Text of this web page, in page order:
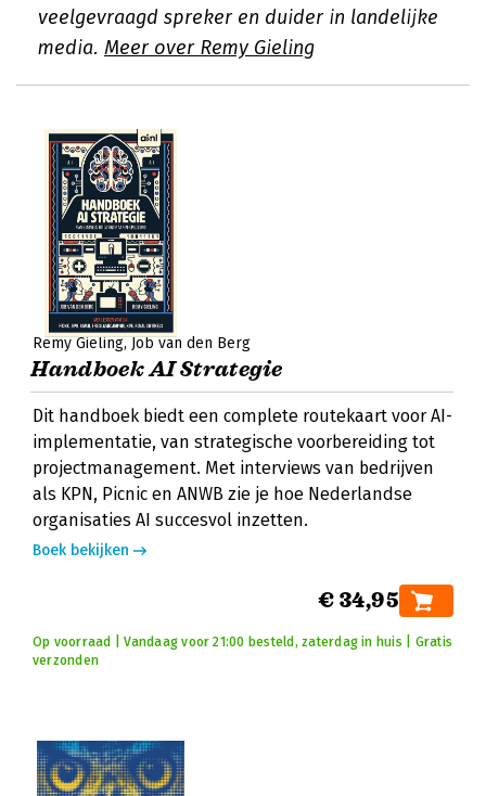
veelgevraagd spreker en duider in landelijke
media. Meer over Remy Gieling
Remy Gieling Job van den Berg
Handboek AI Strategie
Dit handboek biedt een complete routekaart voor AI-
implementatie, van strategische voorbereiding tot
projectmanagement. Met interviews van bedrijven
als KPN, Picnic en ANWB zie je hoe Nederlandse
organisaties AI succesvol inzetten.
Boek bekijken
€ 34,95
Op voorraad | Vandaag voor 21:00 besteld, zaterdag in huis | Gratis
verzonden